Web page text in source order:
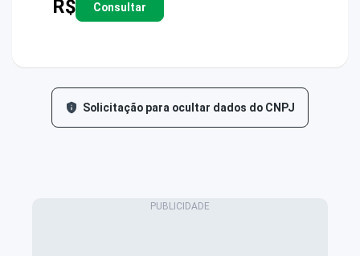
R$ Consultar
Solicitação para ocultar dados do CNPJ